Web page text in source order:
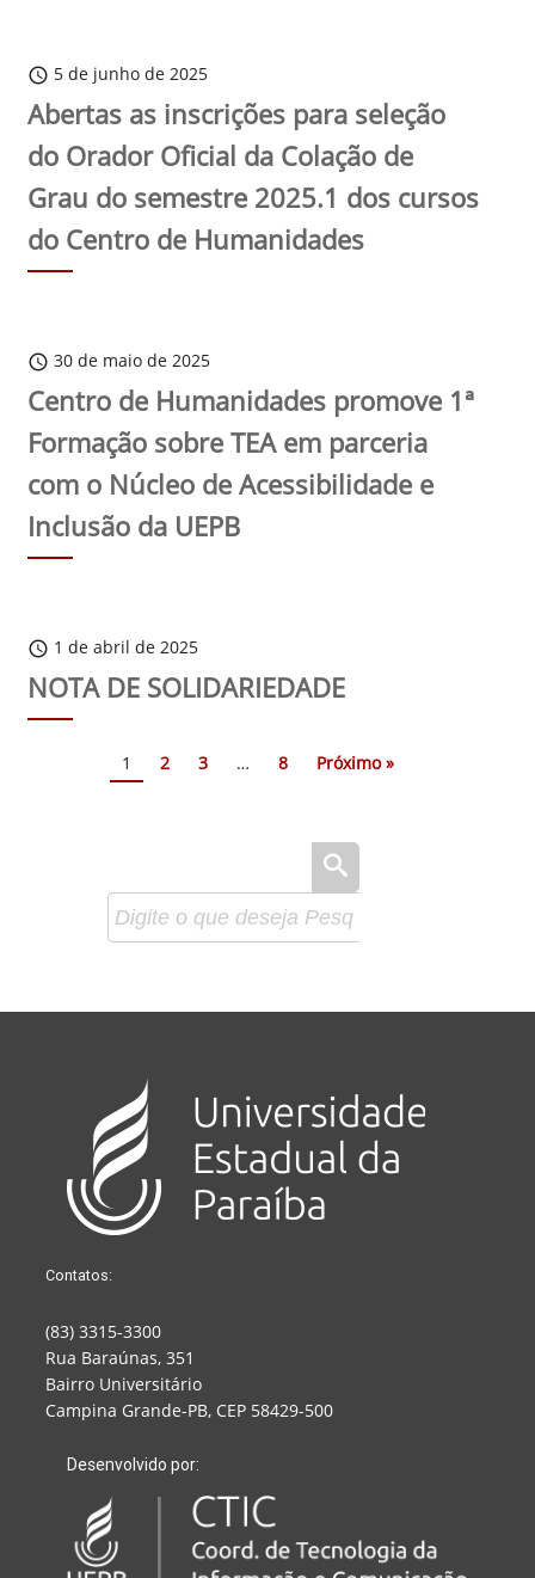
schedule 5 de junho de 2025
Abertas as inscrições para seleção
do Orador Oficial da Colação de
Grau do semestre 2025.1 dos cursos
do Centro de Humanidades
schedule 30 de maio de 2025
Centro de Humanidades promove 1ª
Formação sobre TEA em parceria
com o Núcleo de Acessibilidade e
Inclusão da UEPB
schedule 1 de abril de 2025
NOTA DE SOLIDARIEDADE
1 2 3 … 8 Próximo »
Contatos:
(83) 3315-3300
Rua Baraúnas, 351
Bairro Universitário
Campina Grande-PB, CEP 58429-500
Desenvolvido por: